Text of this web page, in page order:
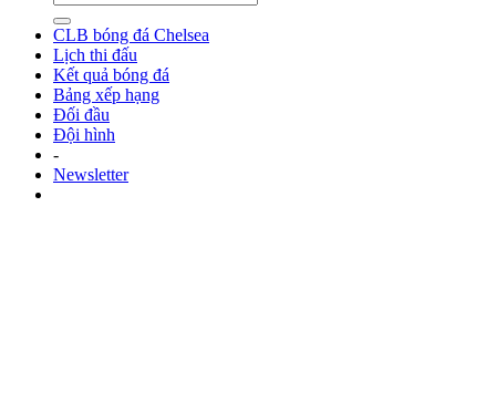
CLB bóng đá Chelsea
Lịch thi đấu
Kết quả bóng đá
Bảng xếp hạng
Đối đầu
Đội hình
-
Newsletter